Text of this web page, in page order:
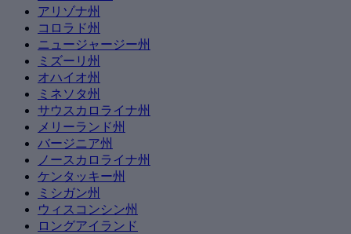
アリゾナ州
コロラド州
ニュージャージー州
ミズーリ州
オハイオ州
ミネソタ州
サウスカロライナ州
メリーランド州
バージニア州
ノースカロライナ州
ケンタッキー州
ミシガン州
ウィスコンシン州
ロングアイランド